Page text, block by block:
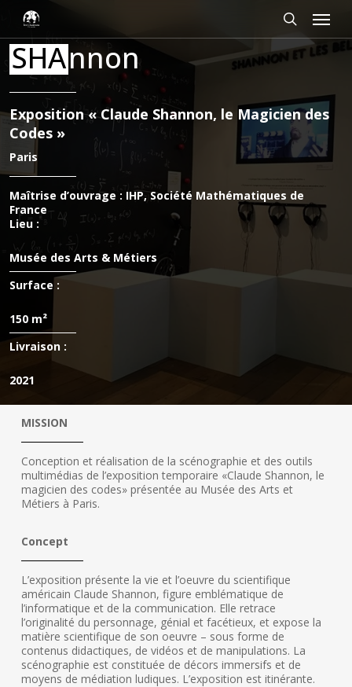
Panneau de gestion des cookies
contenu
principal
rechercher
Menu
SHAnnon
Exposition « Claude Shannon, le Magicien des
Codes »
Paris
Maîtrise d’ouvrage : IHP, Société Mathématiques de
France
Lieu :
Musée des Arts & Métiers
Surface :
150 m²
Livraison :
2021
MISSION
Conception et réalisation de la scénographie et des outils
multimédias de l’exposition temporaire «Claude Shannon, le
magicien des codes» présentée au Musée des Arts et
Métiers à Paris.
Concept
L’exposition présente la vie et l’oeuvre du scientifique
américain Claude Shannon, figure emblématique de
l’informatique et de la communication. Elle retrace
l’originalité du personnage, génial et facétieux, et expose la
matière scientifique de son oeuvre – sous forme de
contenus didactiques, de vidéos et de manipulations. La
scénographie est constituée de décors immersifs et de
moyens de médiation ludiques. L’exposition est itinérante.